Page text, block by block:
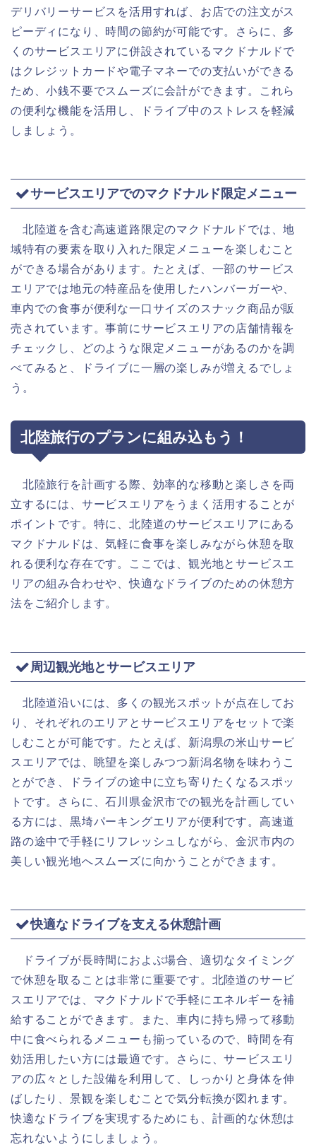
デリバリーサービスを活用すれば、お店での注文がス
ピーディになり、時間の節約が可能です。さらに、多
くのサービスエリアに併設されているマクドナルドで
はクレジットカードや電子マネーでの支払いができる
ため、小銭不要でスムーズに会計ができます。これら
の便利な機能を活用し、ドライブ中のストレスを軽減
しましょう。
サービスエリアでのマクドナルド限定メニュー
北陸道を含む高速道路限定のマクドナルドでは、地
域特有の要素を取り入れた限定メニューを楽しむこと
ができる場合があります。たとえば、一部のサービス
エリアでは地元の特産品を使用したハンバーガーや、
車内での食事が便利な一口サイズのスナック商品が販
売されています。事前にサービスエリアの店舗情報を
チェックし、どのような限定メニューがあるのかを調
べてみると、ドライブに一層の楽しみが増えるでしょ
う。
北陸旅行のプランに組み込もう！
北陸旅行を計画する際、効率的な移動と楽しさを両
立するには、サービスエリアをうまく活用することが
ポイントです。特に、北陸道のサービスエリアにある
マクドナルドは、気軽に食事を楽しみながら休憩を取
れる便利な存在です。ここでは、観光地とサービスエ
リアの組み合わせや、快適なドライブのための休憩方
法をご紹介します。
周辺観光地とサービスエリア
北陸道沿いには、多くの観光スポットが点在してお
り、それぞれのエリアとサービスエリアをセットで楽
しむことが可能です。たとえば、新潟県の米山サービ
スエリアでは、眺望を楽しみつつ新潟名物を味わうこ
とができ、ドライブの途中に立ち寄りたくなるスポッ
トです。さらに、石川県金沢市での観光を計画してい
る方には、黒埼パーキングエリアが便利です。高速道
路の途中で手軽にリフレッシュしながら、金沢市内の
美しい観光地へスムーズに向かうことができます。
快適なドライブを支える休憩計画
ドライブが長時間におよぶ場合、適切なタイミング
で休憩を取ることは非常に重要です。北陸道のサービ
スエリアでは、マクドナルドで手軽にエネルギーを補
給することができます。また、車内に持ち帰って移動
中に食べられるメニューも揃っているので、時間を有
効活用したい方には最適です。さらに、サービスエリ
アの広々とした設備を利用して、しっかりと身体を伸
ばしたり、景観を楽しむことで気分転換が図れます。
快適なドライブを実現するためにも、計画的な休憩は
忘れないようにしましょう。